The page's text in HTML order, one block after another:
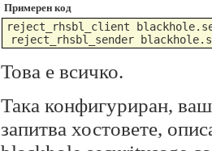
Примерен код
reject_rhsbl_client
reject_rhsbl_sender
Това е всичко.
Така конфигуриран,
запитва хостовете,